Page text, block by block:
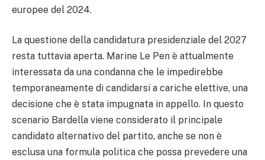
europee del 2024.
La questione della candidatura presidenziale del 2027
resta tuttavia aperta. Marine Le Pen è attualmente
interessata da una condanna che le impedirebbe
temporaneamente di candidarsi a cariche elettive, una
decisione che è stata impugnata in appello. In questo
scenario Bardella viene considerato il principale
candidato alternativo del partito, anche se non è
esclusa una formula politica che possa prevedere una